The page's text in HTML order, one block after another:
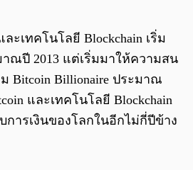
ะเทคโนโลยี Blockchain เริ่ม
ณปี 2013 แต่เริ่มมาให้ความสน
Bitcoin Billionaire ประมาณ
และเทคโนโลยี Blockchain
การเงินของโลกในอีกไม่กี่ปีข้าง